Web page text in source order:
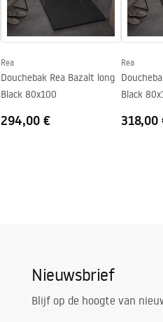
Ja
24 maanden
Rea
Douchebak Rea Bazalt long
Black 80x100
294,00 €
Rea
Black
318,00
Nieuwsbrief
Blijf op de hoogte van